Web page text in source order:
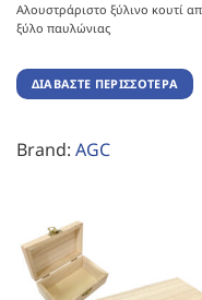
Αλουστράριστο ξύλινο κουτί
ξύλο παυλώνιας
ΔΙΑΒΆΣΤΕ ΠΕΡΙΣΣΌΤΕΡΑ
Brand: AGC